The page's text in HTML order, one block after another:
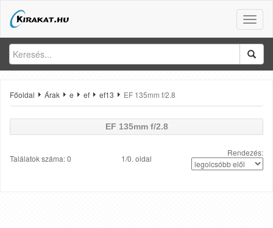
Toggle
Főoldal Árak e ef ef13 EF 135mm f/2.8
EF 135mm f/2.8
Találatok száma: 0 1/0. oldal
Rendezés: